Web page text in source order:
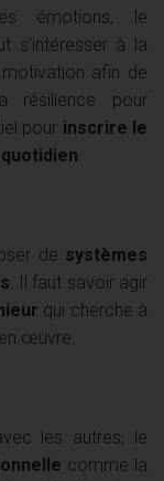
émotions, le
s’intéresser à la
afin de
résilience pour
pour inscrire le
de systèmes
. Il faut savoir agir
qui cherche à
œuvre.
les autres, le
comme la